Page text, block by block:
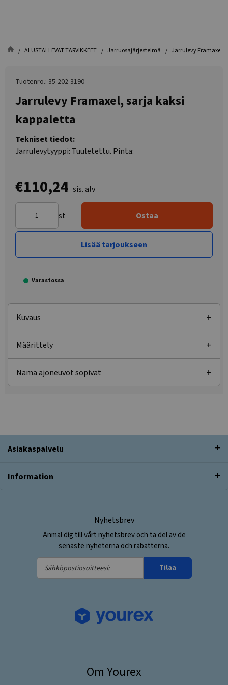
ALUSTALLEVAT TARVIKKEET Jarruosajärjestelmä Jarrulevy Framaxel,
Tuotenro.: 35-202-3190
Jarrulevy Framaxel, sarja kaksi
kappaletta
Tekniset tiedot:
Jarrulevytyyppi: Tuuletettu. Pinta:
€110,24 sis. alv
st Ostaa
Lisää tarjoukseen
Varastossa
Kuvaus
Määrittely
Nämä ajoneuvot sopivat
Asiakaspalvelu
Information
Nyhetsbrev
Anmäl dig till vårt nyhetsbrev och ta del av de
senaste nyheterna och rabatterna.
Sähköpostiosoitteesi:
Tilaa
Om Yourex